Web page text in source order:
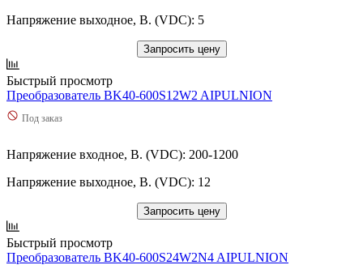
Напряжение выходное, В. (VDC): 5
Запросить цену
Быстрый просмотр
Преобразователь BK40-600S12W2 AIPULNION
Под заказ
Напряжение входное, В. (VDC): 200-1200
Напряжение выходное, В. (VDC): 12
Запросить цену
Быстрый просмотр
Преобразователь BK40-600S24W2N4 AIPULNION